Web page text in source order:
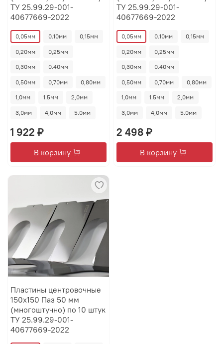
ТУ 25.99.29-001-
40677669-2022
0,05мм 0.10мм 0,15мм
0,20мм 0,25мм
0,30мм 0.40мм
0,50мм 0,70мм 0,80мм
1,0мм 1.5мм 2,0мм
3,0мм 4,0мм 5.0мм
1 922 ₽
В корзину
ТУ 25.99.29-001-
40677669-2022
0,05мм 0.10мм 0,15мм
0,20мм 0,25мм
0,30мм 0.40мм
0,50мм 0,70мм 0,80мм
1,0мм 1.5мм 2,0мм
3,0мм 4,0мм 5.0мм
2 498 ₽
В корзину
Пластины центровочные
150х150 Паз 50 мм
(многоштучно) по 10 штук
ТУ 25.99.29-001-
40677669-2022